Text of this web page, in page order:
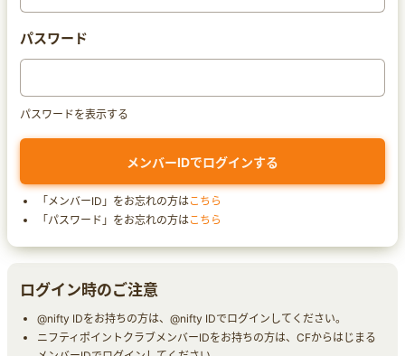
パスワード
パスワードを表示する
「メンバーID」をお忘れの方はこちら
「パスワード」をお忘れの方はこちら
ログイン時のご注意
@nifty IDをお持ちの方は、@nifty IDでログインしてください。
ニフティポイントクラブメンバーIDをお持ちの方は、CFからはじまる